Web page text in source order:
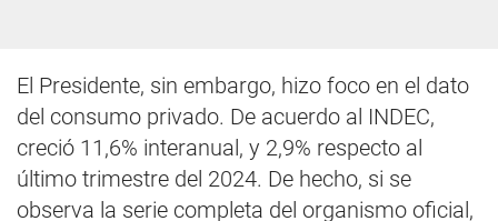
El Presidente, sin embargo, hizo foco en el dato
del consumo privado. De acuerdo al INDEC,
creció 11,6% interanual, y 2,9% respecto al
último trimestre del 2024. De hecho, si se
observa la serie completa del organismo oficial,